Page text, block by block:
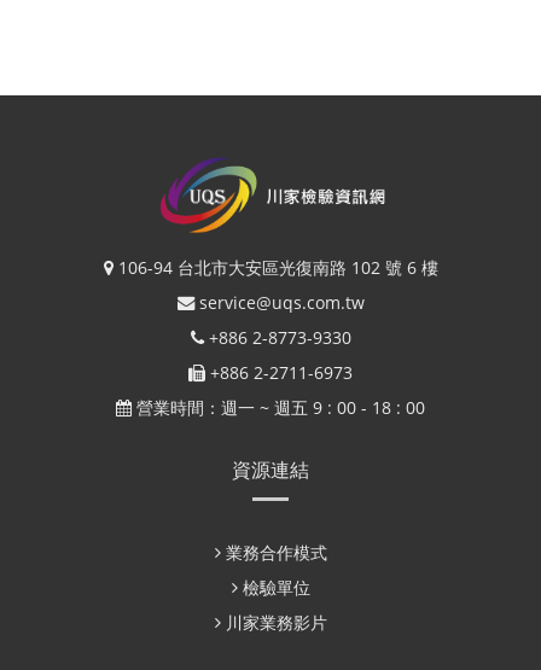
106-94 台北市大安區光復南路 102 號 6 樓
service@uqs.com.tw
+886 2-8773-9330
+886 2-2711-6973
營業時間：週一 ~ 週五 9 : 00 - 18 : 00
資源連結
業務合作模式
檢驗單位
川家業務影片